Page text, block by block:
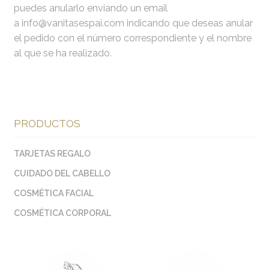
puedes anularlo enviando un email
a info@vanitasespai.com indicando que deseas anular
el pedido con el número correspondiente y el nombre
al que se ha realizado.
PRODUCTOS
TARJETAS REGALO
CUIDADO DEL CABELLO
COSMÉTICA FACIAL
COSMÉTICA CORPORAL